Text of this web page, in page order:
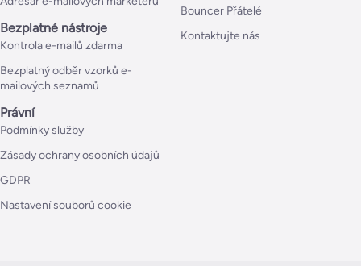
Bezplatné nástroje
Kontrola e-mailů zdarma
Bezplatný odběr vzorků e-
mailových seznamů
Bouncer Přátelé
Kontaktujte nás
Právní
Podmínky služby
Zásady ochrany osobních údajů
GDPR
Nastavení souborů cookie